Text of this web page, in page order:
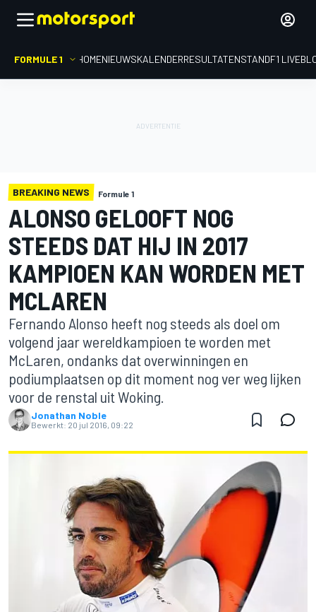
FORMULE 1 HOMENIEUWSKALENDERRESULTATENSTANDF1
BREAKING NEWS Formule 1
ALONSO GELOOFT NOG
STEEDS DAT HIJ IN 2017
KAMPIOEN KAN WORDEN MET
MCLAREN
Fernando Alonso heeft nog steeds als doel om
volgend jaar wereldkampioen te worden met
McLaren, ondanks dat overwinningen en
podiumplaatsen op dit moment nog ver weg lijken
voor de renstal uit Woking.
Jonathan Noble
Bewerkt: 20 jul 2016, 09:22